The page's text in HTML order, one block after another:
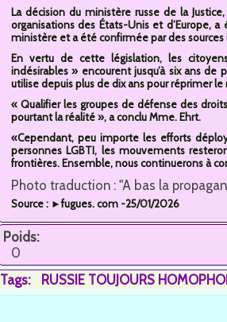
La décision du ministère russe de la
organisations des États-Unis et d’Europe,
ministère et a été confirmée par des sources
En vertu de cette législation, les
indésirables » encourent jusqu’à six ans de
utilise depuis plus de dix ans pour réprimer
« Qualifier les groupes de défense des
pourtant la réalité », a conclu Mme. Ehrt.
«Cependant, peu importe les efforts
personnes LGBTI, les mouvements
frontières. Ensemble, nous continuerons à
Photo traduction : "A bas la
Source : ►fugues. com -25/01/2026
Poids:
0
Tags:
RUSSIE TOUJOURS